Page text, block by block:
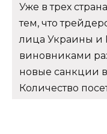
Уже в трех
тем, что
лица Украины и
виновниками
новые санкции
Количество